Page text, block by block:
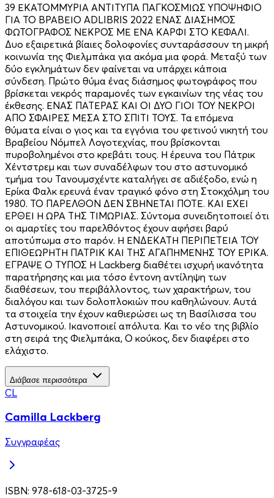
39 ΕΚΑΤΟΜΜΥΡΙΑ ΑΝΤΙΤΥΠΑ ΠΑΓΚΟΣΜΙΩΣ ΥΠΟΨΗΦΙΟ
ΓΙΑ ΤΟ ΒΡΑΒΕΙΟ ADLIBRIS 2022 ΕΝΑΣ ΔΙΑΣΗΜΟΣ
ΦΩΤΟΓΡΑΦΟΣ ΝΕΚΡΟΣ ΜΕ ΕΝΑ ΚΑΡΦΙ ΣΤΟ ΚΕΦΑΛΙ.
Δυο εξαιρετικά βίαιες δολοφονίες συνταράσσουν τη μικρή
κοινωνία της Φιελμπάκα για ακόμα μια φορά. Μεταξύ των
δύο εγκλημάτων δεν φαίνεται να υπάρχει κάποια
σύνδεση. Πρώτο θύμα ένας διάσημος φωτογράφος που
βρίσκεται νεκρός παραμονές των εγκαινίων της νέας του
έκθεσης. ΕΝΑΣ ΠΑΤΕΡΑΣ ΚΑΙ ΟΙ ΔΥΟ ΓΙΟΙ ΤΟΥ ΝΕΚΡΟΙ
ΑΠΟ ΣΦΑΙΡΕΣ ΜΕΣΑ ΣΤΟ ΣΠΙΤΙ ΤΟΥΣ. Τα επόμενα
θύματα είναι ο γιος και τα εγγόνια του φετινού νικητή του
Βραβείου Νόμπελ Λογοτεχνίας, που βρίσκονται
πυροβολημένοι στο κρεβάτι τους. Η έρευνα του Πάτρικ
Χέντστρεμ και των συναδέλφων του στο αστυνομικό
τμήμα του Τανουμσχέντε καταλήγει σε αδιέξοδο, ενώ η
Ερίκα Φαλκ ερευνά έναν τραγικό φόνο στη Στοκχόλμη του
1980. ΤΟ ΠΑΡΕΛΘΟΝ ΔΕΝ ΣΒΗΝΕΤΑΙ ΠΟΤΕ. ΚΑΙ ΕΧΕΙ
ΕΡΘΕΙ Η ΩΡΑ ΤΗΣ ΤΙΜΩΡΙΑΣ. Σύντομα συνειδητοποιεί ότι
οι αμαρτίες του παρελθόντος έχουν αφήσει βαρύ
αποτύπωμα στο παρόν. Η ΕΝΔΕΚΑΤΗ ΠΕΡΙΠΕΤΕΙΑ ΤΟΥ
ΕΠΙΘΕΩΡΗΤΗ ΠΑΤΡΙΚ ΚΑΙ ΤΗΣ ΑΓΑΠΗΜΕΝΗΣ ΤΟΥ ΕΡΙΚΑ.
ΕΓΡΑΨΕ Ο ΤΥΠΟΣ Η Lackberg διαθέτει ισχυρή ικανότητα
παρατήρησης και μια τόσο έντονη αντίληψη των
διαθέσεων, του περιβάλλοντος, των χαρακτήρων, του
διαλόγου και των δολοπλοκιών που καθηλώνουν. Αυτά
τα στοιχεία την έχουν καθιερώσει ως τη Βασίλισσα του
Αστυνομικού. Ικανοποιεί απόλυτα. Και το νέο της βιβλίο
στη σειρά της Φιελμπάκα, Ο κούκος, δεν διαφέρει στο
ελάχιστο.
Διάβασε περισσότερα
CL
Camilla Lackberg
Συγγραφέας
ISBN: 978-618-03-3725-9